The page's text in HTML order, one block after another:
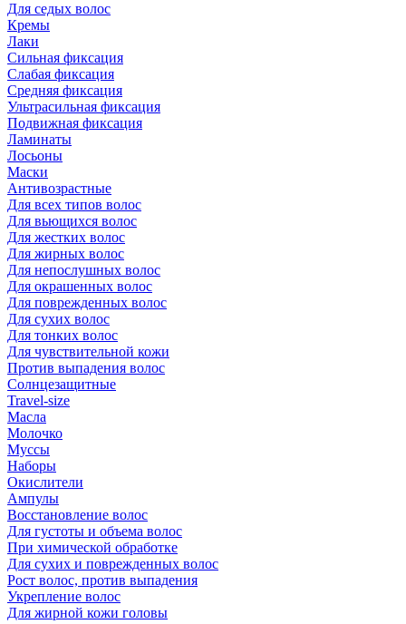
Для седых волос
Кремы
Лаки
Сильная фиксация
Слабая фиксация
Средняя фиксация
Ультрасильная фиксация
Подвижная фиксация
Ламинаты
Лосьоны
Маски
Антивозрастные
Для всех типов волос
Для вьющихся волос
Для жестких волос
Для жирных волос
Для непослушных волос
Для окрашенных волос
Для поврежденных волос
Для сухих волос
Для тонких волос
Для чувствительной кожи
Против выпадения волос
Солнцезащитные
Travel-size
Масла
Молочко
Муссы
Наборы
Окислители
Ампулы
Восстановление волос
Для густоты и объема волос
При химической обработке
Для сухих и поврежденных волос
Рост волос, против выпадения
Укрепление волос
Для жирной кожи головы